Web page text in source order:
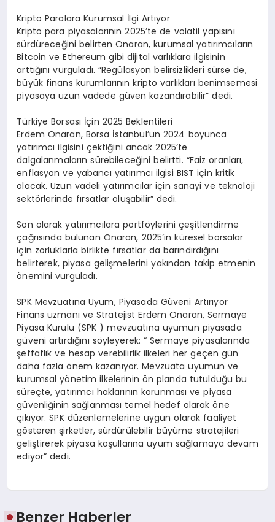
Kripto Paralara Kurumsal İlgi Artıyor
Kripto para piyasalarının 2025’te de volatil yapısını
sürdüreceğini belirten Onaran, kurumsal yatırımcıların
Bitcoin ve Ethereum gibi dijital varlıklara ilgisinin
arttığını vurguladı. “Regülasyon belirsizlikleri sürse de,
büyük finans kurumlarının kripto varlıkları benimsemesi
piyasaya uzun vadede güven kazandırabilir” dedi.
Türkiye Borsası İçin 2025 Beklentileri
Erdem Onaran, Borsa İstanbul’un 2024 boyunca
yatırımcı ilgisini çektiğini ancak 2025’te
dalgalanmaların sürebileceğini belirtti. “Faiz oranları,
enflasyon ve yabancı yatırımcı ilgisi BIST için kritik
olacak. Uzun vadeli yatırımcılar için sanayi ve teknoloji
sektörlerinde fırsatlar oluşabilir” dedi.
Son olarak yatırımcılara portföylerini çeşitlendirme
çağrısında bulunan Onaran, 2025’in küresel borsalar
için zorluklarla birlikte fırsatlar da barındırdığını
belirterek, piyasa gelişmelerini yakından takip etmenin
önemini vurguladı.
SPK Mevzuatına Uyum, Piyasada Güveni Artırıyor
Finans uzmanı ve Stratejist Erdem Onaran, Sermaye
Piyasa Kurulu (SPK ) mevzuatına uyumun piyasada
güveni artırdığını söyleyerek: “ Sermaye piyasalarında
şeffaflık ve hesap verebilirlik ilkeleri her geçen gün
daha fazla önem kazanıyor. Mevzuata uyumun ve
kurumsal yönetim ilkelerinin ön planda tutulduğu bu
süreçte, yatırımcı haklarının korunması ve piyasa
güvenliğinin sağlanması temel hedef olarak öne
çıkıyor. SPK düzenlemelerine uygun olarak faaliyet
gösteren şirketler, sürdürülebilir büyüme stratejileri
geliştirerek piyasa koşullarına uyum sağlamaya devam
ediyor” dedi.
Benzer Haberler